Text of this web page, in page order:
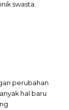
swasta.
perubahan
hal baru